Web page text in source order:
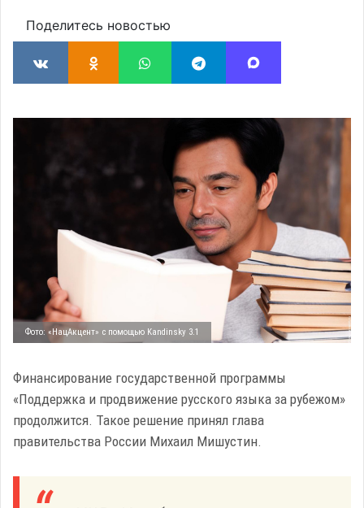
Поделитесь новостью
Фото: «НацАкцент» с помощью Kandinsky 3.1
Финансирование государственной программы
«Поддержка и продвижение русского языка за рубежом»
продолжится. Такое решение принял глава
правительства России Михаил Мишустин.